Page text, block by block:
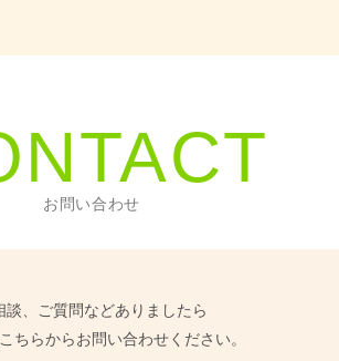
お問い合わせ
談、ご質問などありましたら
ちらからお問い合わせください。